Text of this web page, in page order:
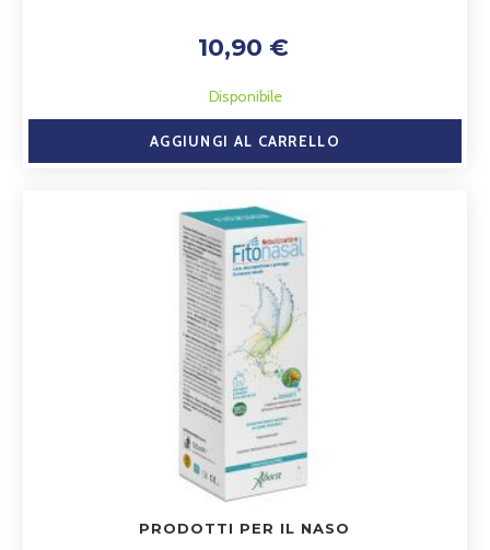
10,90 €
Disponibile
AGGIUNGI AL CARRELLO
PRODOTTI PER IL NASO